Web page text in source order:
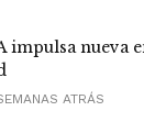
impulsa nueva
ATRÁS